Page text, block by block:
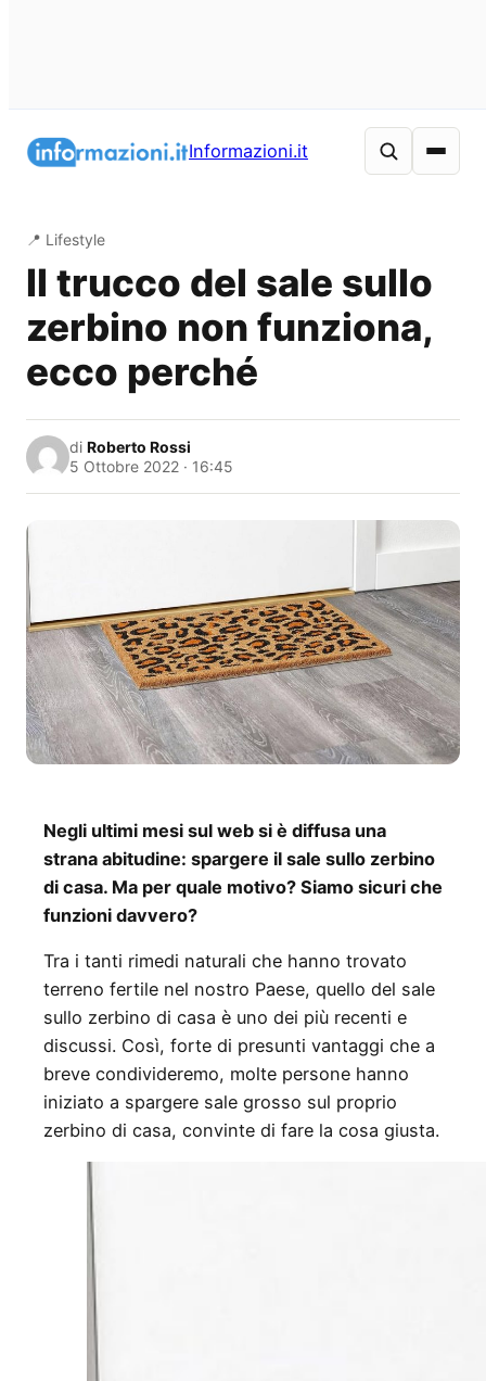
Informazioni.it
📍 Lifestyle
Il trucco del sale sullo
zerbino non funziona,
ecco perché
di Roberto Rossi
5 Ottobre 2022 · 16:45
Negli ultimi mesi sul web si è diffusa una
strana abitudine: spargere il sale sullo zerbino
di casa. Ma per quale motivo? Siamo sicuri che
funzioni davvero?
Tra i tanti rimedi naturali che hanno trovato
terreno fertile nel nostro Paese, quello del sale
sullo zerbino di casa è uno dei più recenti e
discussi. Così, forte di presunti vantaggi che a
breve condivideremo, molte persone hanno
iniziato a spargere sale grosso sul proprio
zerbino di casa, convinte di fare la cosa giusta.